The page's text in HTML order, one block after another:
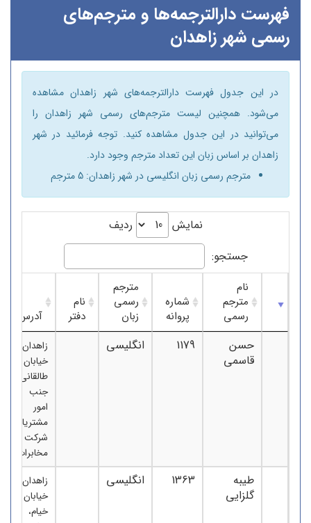
فهرست دارالترجمه‌ها و مترجم‌های
رسمی شهر زاهدان
در این جدول فهرست دارالترجمه‌های شهر زاهدان مشاهده
می‌شود. همچنین لیست مترجم‌های رسمی شهر زاهدان را
می‌توانید در این جدول مشاهده کنید. توجه فرمائید در شهر
زاهدان بر اساس زبان این تعداد مترجم وجود دارد.
مترجم رسمی زبان انگلیسی در شهر زاهدان: 5 مترجم
نمایش
ردیف
جستجو:
نام
مترجم
رسمی
شماره
پروانه
مترجم
رسمی
زبان
نام
دفتر
آدرس
حسن
قاسمی
1179 انگلیسی
زاهدان،
خیابان
طالقانی،
جنب
امور
مشتریان
شرکت
مخابرات
طیبه
گلزایی
1363 انگلیسی
زاهدان،
خیابان
خیام،